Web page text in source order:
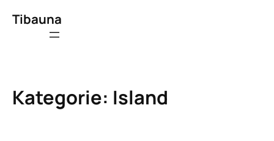
Inhalt
Tibauna
Kategorie: Island